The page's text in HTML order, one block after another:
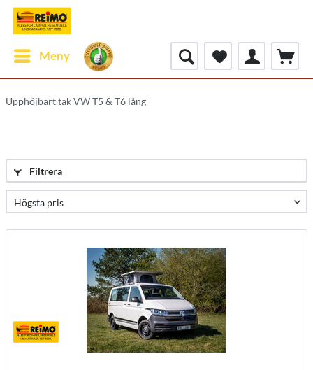
Meny
Upphöjbart tak VW T5 & T6 lång
Filtrera